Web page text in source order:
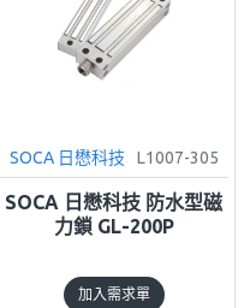
SOCA 日懋科技 L1007-305
SOCA 日懋科技 防水型磁
力鎖 GL-200P
加入需求單